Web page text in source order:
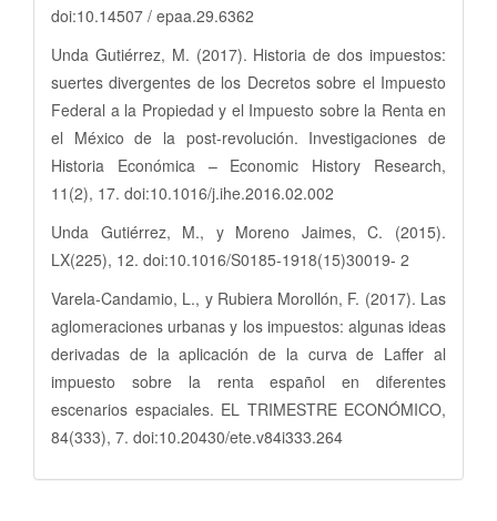
doi:10.14507 / epaa.29.6362
Unda Gutiérrez, M. (2017). Historia de dos impuestos:
suertes divergentes de los Decretos sobre el Impuesto
Federal a la Propiedad y el Impuesto sobre la Renta en
el México de la post-revolución. Investigaciones de
Historia Económica – Economic History Research,
11(2), 17. doi:10.1016/j.ihe.2016.02.002
Unda Gutiérrez, M., y Moreno Jaimes, C. (2015).
LX(225), 12. doi:10.1016/S0185-1918(15)30019- 2
Varela-Candamio, L., y Rubiera Morollón, F. (2017). Las
aglomeraciones urbanas y los impuestos: algunas ideas
derivadas de la aplicación de la curva de Laffer al
impuesto sobre la renta español en diferentes
escenarios espaciales. EL TRIMESTRE ECONÓMICO,
84(333), 7. doi:10.20430/ete.v84i333.264